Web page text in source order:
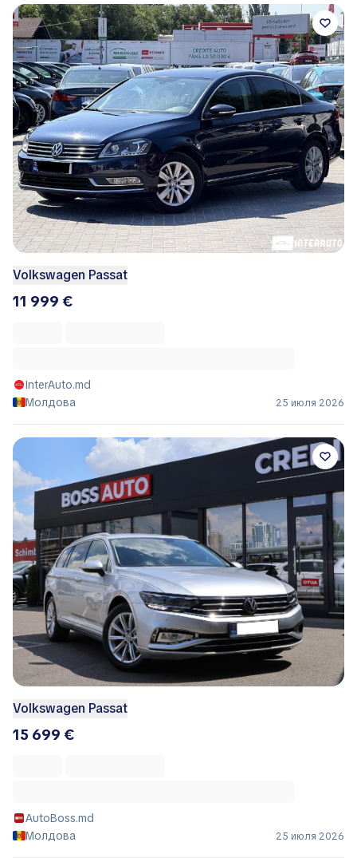
Volkswagen Passat
11 999 €
InterAuto.md
Молдова
25 июля 2026
Volkswagen Passat
15 699 €
AutoBoss.md
Молдова
25 июля 2026